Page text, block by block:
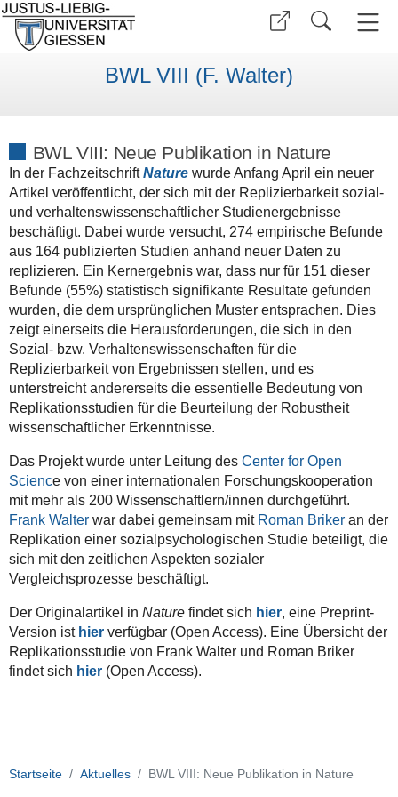
BWL VIII (F. Walter)
BWL VIII: Neue Publikation in Nature
In der FachzeitschriftNature wurde Anfang April ein neuer
Artikel veröffentlicht, der sich mit der Replizierbarkeit sozial-
und verhaltenswissenschaftlicher Studienergebnisse
beschäftigt. Dabei wurde versucht, 274 empirische Befunde
aus 164 publizierten Studien anhand neuer Daten zu
replizieren. Ein Kernergebnis war, dass nur für 151 dieser
Befunde (55%) statistisch signifikante Resultate gefunden
wurden, die dem ursprünglichen Muster entsprachen. Dies
zeigt einerseits die Herausforderungen, die sich in den
Sozial- bzw. Verhaltenswissenschaften für die
Replizierbarkeit von Ergebnissen stellen, und es
unterstreicht andererseits die essentielle Bedeutung von
Replikationsstudien für die Beurteilung der Robustheit
wissenschaftlicher Erkenntnisse.
Das Projekt wurde unter Leitung des Center for Open
Science von einer internationalen Forschungskooperation
mit mehr als 200 Wissenschaftlern/innen durchgeführt.
Frank Walterwar dabei gemeinsam mit Roman Brikeran der
Replikation einer sozialpsychologischen Studie beteiligt, die
sich mit den zeitlichen Aspekten sozialer
Vergleichsprozesse beschäftigt.
Der Originalartikel in Nature findet sich hier, eine Preprint-
Version ist hier verfügbar (Open Access). Eine Übersicht der
Replikationsstudie von Frank Walter und Roman Briker
findet sich hier (Open Access).
Startseite Aktuelles BWL VIII: Neue Publikation in Nature